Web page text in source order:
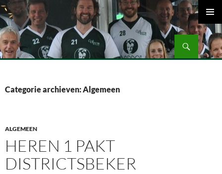
Ga
naar
de
inhoud
Volleybalvereniging Vips Bardot
Zoeken
MENU
Categorie archieven: Algemeen
ALGEMEEN
HEREN 1 PAKT
DISTRICTSBEKER